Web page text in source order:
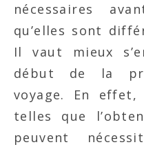
nécessaires
qu’elles sont
Il vaut mieux
début de la
voyage. En
telles que
peuvent